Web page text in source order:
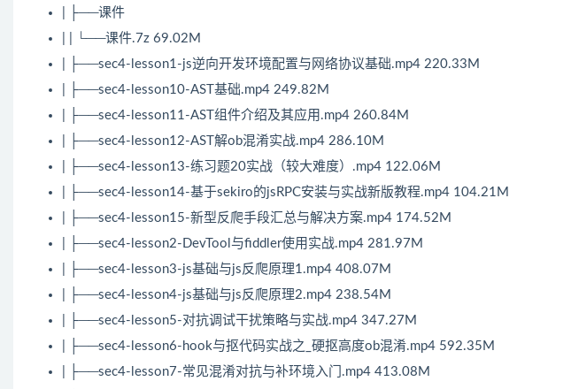
| ├──课件
| | └──课件.7z 69.02M
| ├──sec4-lesson1-js逆向开发环境配置与网络协议基础.mp4 220.33M
| ├──sec4-lesson10-AST基础.mp4 249.82M
| ├──sec4-lesson11-AST组件介绍及其应用.mp4 260.84M
| ├──sec4-lesson12-AST解ob混淆实战.mp4 286.10M
| ├──sec4-lesson13-练习题20实战（较大难度）.mp4 122.06M
| ├──sec4-lesson14-基于sekiro的jsRPC安装与实战新版教程.mp4 104.21M
| ├──sec4-lesson15-新型反爬手段汇总与解决方案.mp4 174.52M
| ├──sec4-lesson2-DevTool与fiddler使用实战.mp4 281.97M
| ├──sec4-lesson3-js基础与js反爬原理1.mp4 408.07M
| ├──sec4-lesson4-js基础与js反爬原理2.mp4 238.54M
| ├──sec4-lesson5-对抗调试干扰策略与实战.mp4 347.27M
| ├──sec4-lesson6-hook与抠代码实战之_硬抠高度ob混淆.mp4 592.35M
| ├──sec4-lesson7-常见混淆对抗与补环境入门.mp4 413.08M